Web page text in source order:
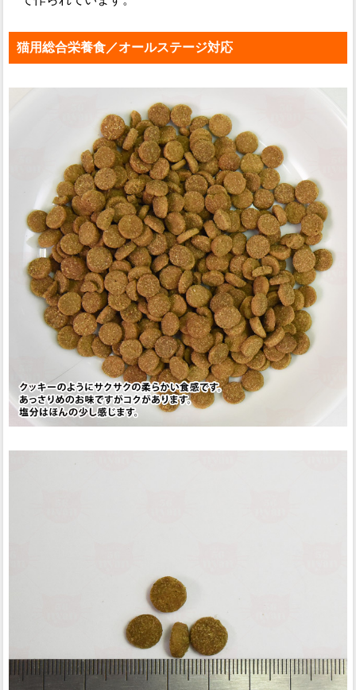
猫用総合栄養食／オールステージ対応